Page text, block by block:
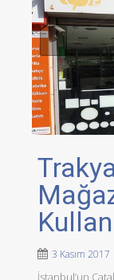
3 Kasım 2017
İstanbul’un